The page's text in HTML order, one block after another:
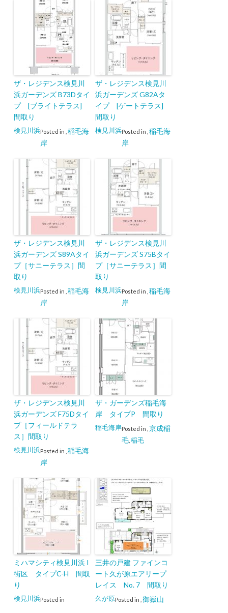
ザ・レジデンス検見川
浜ガーデンズ B73Dタイ
プ [ブライトテラス]
間取り
Posted in
検見川浜
稲毛海
岸
ザ・レジデンス検見川
浜ガーデンズ G82Aタ
イプ [ゲートテラス]
間取り
Posted in
検見川浜
稲毛海
岸
ザ・レジデンス検見川
浜ガーデンズ S89Aタイ
プ［サニーテラス］間
取り
Posted in
検見川浜
稲毛海
岸
ザ・レジデンス検見川
浜ガーデンズ S75Bタイ
プ［サニーテラス］間
取り
Posted in
検見川浜
稲毛海
岸
ザ・レジデンス検見川
浜ガーデンズ F75Dタイ
プ［フィールドテラ
ス］間取り
Posted in
検見川浜
稲毛海
岸
ザ・ガーデンズ稲毛海
岸 タイプP 間取り
Posted in
稲毛海岸
京成稲
毛, 稲毛
ミハマシティ検見川浜 I
街区 タイプC-H 間取
り
Posted in
検見川浜
三井の戸建 ファインコ
ート久が原エアリープ
レイス No. 7 間取り
Posted in
久が原 御嶽山